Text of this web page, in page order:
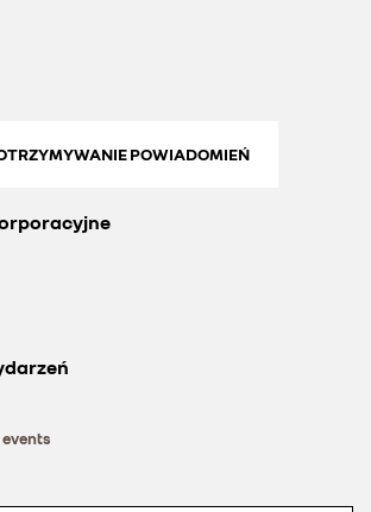
POWIADOMIEŃ
events